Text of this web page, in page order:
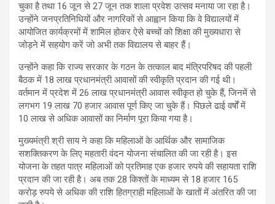
चुका है तथा 16 जून से 27 जून तक शाला प्रवेश उत्सव मनाया जा रहा है।
उन्होंने जनप्रतिनिधियों और नागरिकों से आह्वान किया कि वे विद्यालयों में
आयोजित कार्यक्रमों में शामिल होकर ऐसे बच्चों को शिक्षा की मुख्यधारा से
जोड़ने में सहयोग करें जो अभी तक विद्यालय से बाहर हैं।
उन्होंने कहा कि राज्य सरकार के गठन के तत्काल बाद मंत्रिपरिषद की पहली
बैठक में 18 लाख प्रधानमंत्री आवासों की स्वीकृति प्रदान की गई थी।
वर्तमान में प्रदेश में 26 लाख प्रधानमंत्री आवास स्वीकृत हो चुके हैं, जिनमें से
लगभग 19 लाख 70 हजार आवास पूर्ण किए जा चुके हैं। पिछले ढाई वर्षों में
10 लाख से अधिक आवासों का निर्माण पूरा किया गया है।
मुख्यमंत्री श्री साय ने कहा कि महिलाओं के आर्थिक और सामाजिक
सशक्तिकरण के लिए महतारी वंदन योजना संचालित की जा रही है। इस
योजना के तहत पात्र महिलाओं को प्रतिमाह एक हजार रुपये की सहायता राशि
प्रदान की जा रही है। अब तक 28 किश्तों के माध्यम से 18 हजार 165
करोड़ रुपये से अधिक की राशि हितग्राही महिलाओं के खातों में अंतरित की जा